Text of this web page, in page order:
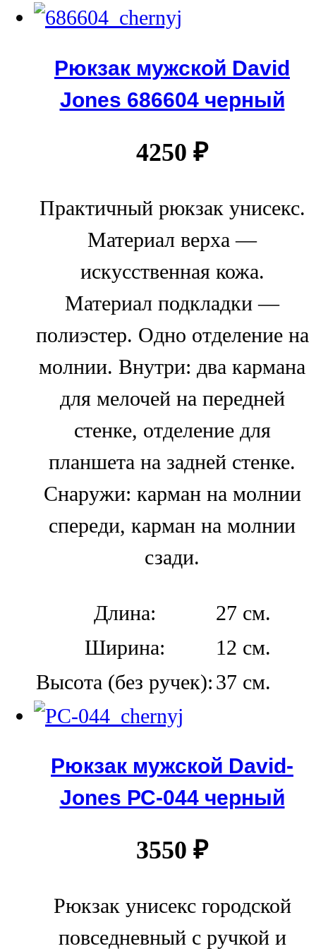
Рюкзак мужской David
Jones 686604 черный
4250 ₽
Практичный рюкзак унисекс.
Материал верха —
искусственная кожа.
Материал подкладки —
полиэстер. Одно отделение на
молнии. Внутри: два кармана
для мелочей на передней
стенке, отделение для
планшета на задней стенке.
Снаружи: карман на молнии
спереди, карман на молнии
сзади.
Длина:
27 см.
Ширина:
12 см.
Высота (без ручек): 37 см.
Рюкзак мужской David-
Jones РС-044 черный
3550 ₽
Рюкзак унисекс городской
повседневный с ручкой и